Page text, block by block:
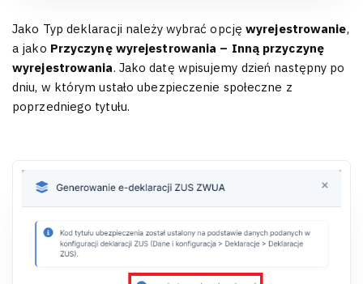
Jako Typ deklaracji należy wybrać opcję wyrejestrowanie,
a jako Przyczynę wyrejestrowania – Inną przyczynę
wyrejestrowania. Jako datę wpisujemy dzień następny po
dniu, w którym ustało ubezpieczenie społeczne z
poprzedniego tytułu.